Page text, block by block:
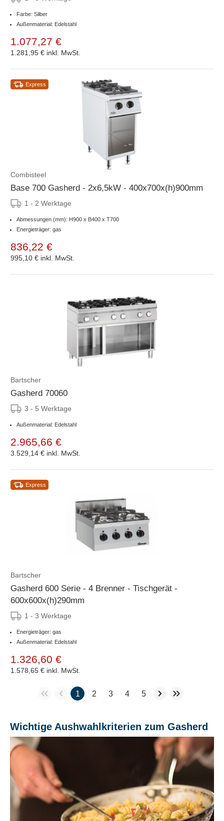
Farbe: Silber
Außenmaterial: Edelstahl
1.077,27 €
1.281,95 € inkl. MwSt.
Express
Combisteel
Base 700 Gasherd - 2x6,5kW - 400x700x(h)900mm
1 - 2 Werktage
Abmessungen (mm): H900 x B400 x T700
Energieträger: gas
836,22 €
995,10 € inkl. MwSt.
Bartscher
Gasherd 70060
3 - 5 Werktage
Außenmaterial: Edelstahl
2.965,66 €
3.529,14 € inkl. MwSt.
Express
Bartscher
Gasherd 600 Serie - 4 Brenner - Tischgerät -
600x600x(h)290mm
1 - 3 Werktage
Energieträger: gas
Außenmaterial: Edelstahl
1.326,60 €
1.578,65 € inkl. MwSt.
1 2 3 4 5
Wichtige Aushwahlkriterien zum Gasherd